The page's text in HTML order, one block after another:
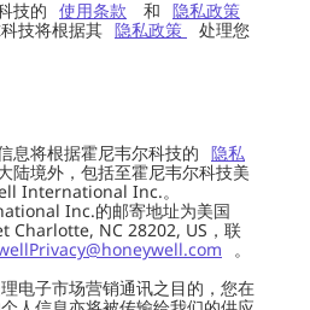
技的 使用条款 和 隐私政策
技将根据其 隐私政策
处理您
息将根据霍尼韦尔科技的 隐私
陆境外，包括至霍尼韦尔科技美
International Inc.。
Inc.的邮寄地址为美国
Charlotte, NC 28202, US，联
。
电子市场营销通讯之目的，您在